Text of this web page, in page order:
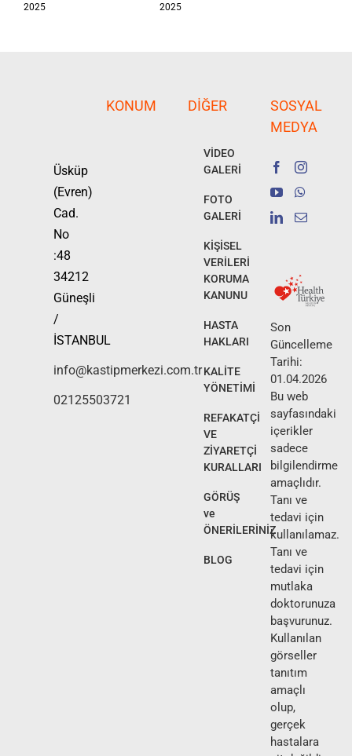
2025
2025
Üsküp
(Evren)
Cad.
No
:48
34212
Güneşli
/
İSTANBUL
info@kastipmerkezi.com.tr
02125503721
KONUM DIĞER
VİDEO
GALERİ
FOTO
GALERİ
KİŞİSEL
VERİLERİ
KORUMA
KANUNU
HASTA
HAKLARI
KALİTE
YÖNETİMİ
REFAKATÇİ
VE
ZİYARETÇİ
KURALLARI
GÖRÜŞ
ve
ÖNERİLERİNİZ
BLOG
SOSYAL
MEDYA
Son
Güncelleme
Tarihi:
01.04.2026
Bu web
sayfasındaki
içerikler
sadece
bilgilendirme
amaçlıdır.
Tanı ve
tedavi için
kullanılamaz.
Tanı ve
tedavi için
mutlaka
doktorunuza
başvurunuz.
Kullanılan
görseller
tanıtım
amaçlı
olup,
gerçek
hastalara